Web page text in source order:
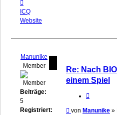
von
biosflash
ICQ
Website
Manunike
Member
Beiträge:
5
Registriert:
Re: Nach
einem Spiel
Beitrag
von Manunike »